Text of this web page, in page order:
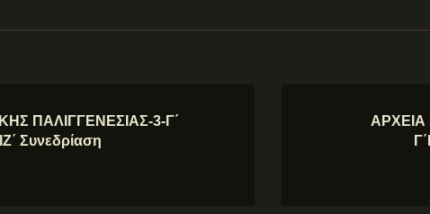
ΠΑΛΙΓΓΕΝΕΣΙΑΣ-3-Γ΄
Συνεδρίαση
ΑΡΧΕΙΑ